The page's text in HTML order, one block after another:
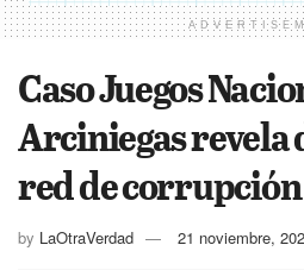
Caso Juegos
Arciniegas revela
red de corrupción
by LaOtraVerdad 21 noviembre,